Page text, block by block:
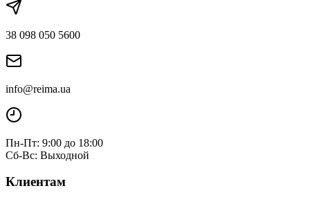
38 098 050 5600
info@reima.ua
Пн-Пт: 9:00 до 18:00
Сб-Вс: Выходной
Клиентам